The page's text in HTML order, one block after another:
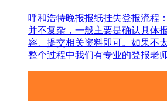
呼和浩特晚报报纸挂失登报流程
并不复杂，一般主要是确认具体
容、提交相关资料即可。如果不
整个过程中我们有专业的登报老